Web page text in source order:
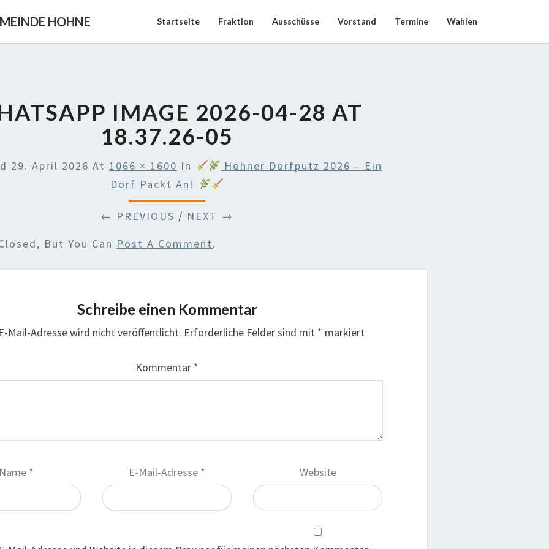
HOHNE Startseite Fraktion Ausschüsse Vorstand Termine Wahlen
IMAGE 2026-04-28 AT
18.37.26-05
29. April 2026 At 1066 × 1600 In
Hohner Dorfputz 2026 – Ein
Dorf Packt An!
← PREVIOUS / NEXT →
But You Can Post A Comment.
Schreibe einen Kommentar
Mail-Adresse wird nicht veröffentlicht. Erforderliche Felder sind mit * markiert
Kommentar *
Name * E-Mail-Adresse * Website